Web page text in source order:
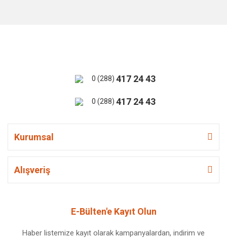
0 (288) 417 24 43
0 (288) 417 24 43
Kurumsal
Alışveriş
E-Bülten'e Kayıt Olun
Haber listemize kayıt olarak kampanyalardan, indirim ve